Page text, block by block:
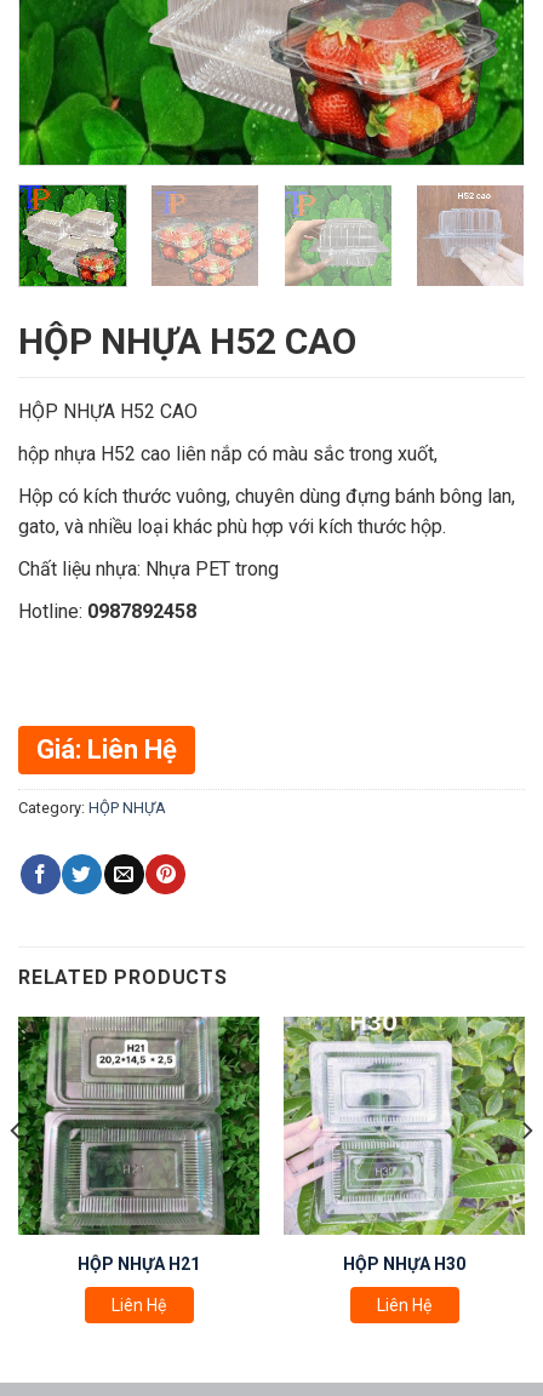
HỘP NHỰA H52 CAO
HỘP NHỰA H52 CAO
hộp nhựa H52 cao liên nắp có màu sắc trong xuốt,
Hộp có kích thước vuông, chuyên dùng đựng bánh bông lan,
gato, và nhiều loại khác phù hợp với kích thước hộp.
Chất liệu nhựa: Nhựa PET trong
Hotline: 0987892458
Giá: Liên Hệ
Category: HỘP NHỰA
RELATED PRODUCTS
HỘP NHỰA H21
Liên Hệ
HỘP NHỰA H30
Liên Hệ